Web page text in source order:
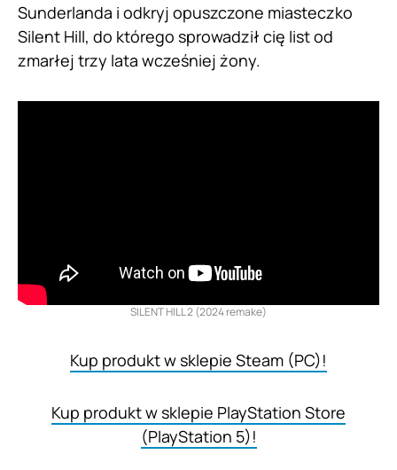
Sunderlanda i odkryj opuszczone miasteczko
Silent Hill, do którego sprowadził cię list od
zmarłej trzy lata wcześniej żony.
SILENT HILL 2 (2024 remake)
Kup produkt w sklepie Steam (PC)!
Kup produkt w sklepie PlayStation Store
(PlayStation 5)!